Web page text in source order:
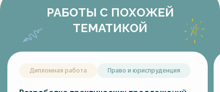
РАБОТЫ С ПОХОЖЕЙ
ТЕМАТИКОЙ
Дипломная работа Право и юриспруденция